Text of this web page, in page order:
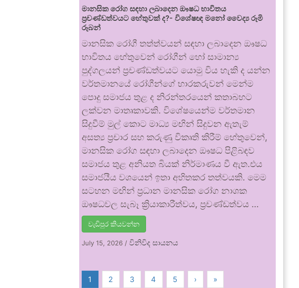
මානසික රෝග සඳහා ලබාදෙන ඖෂධ භාවිතය
ප්‍රචණ්ඩත්වයට හේතුවක් ද?- විශේෂඥ මනෝ වෛද්‍ය රූමි
රූබන්
මානසික රෝගී තත්ත්වයන් සඳහා ලබාදෙන ඖෂධ
භාවිතය හේතුවෙන් රෝගීන් හෝ සාමාන්‍ය
පුද්ගලයන් ප්‍රචණ්ඩත්වයට යොමු විය හැකි ද යන්න
වර්තමානයේ රෝගීන්ගේ භාරකරුවන් මෙන්ම
පොදු සමාජය තුළ ද නිරන්තරයෙන් කතාබහට
ලක්වන මාතෘකාවකි. විශේෂයෙන්ම වර්තමාන
සිදුවීම් මුල් කොට මාධ්‍ය මඟින් සිදුවන ඇතැම්
අසත්‍ය ප්‍රචාර සහ කරුණු විකෘති කිරීම් හේතුවෙන්,
මානසික රෝග සඳහා ලබාදෙන ඖෂධ පිළිබඳව
සමාජය තුළ අනියත බියක් නිර්මාණය වී ඇත.එය
සමාජයීය වශයෙන් ඉතා අහිතකර තත්වයකි. මෙම
සටහන මඟින් ප්‍රධාන මානසික රෝග නාශක
ඖෂධවල සැබෑ ක්‍රියාකාරීත්වය, ප්‍රචණ්ඩත්වය …
වැඩිපුර කියවන්න
July 15, 2026 /විනිවිද සායනය
1 2 3 4 5 › »